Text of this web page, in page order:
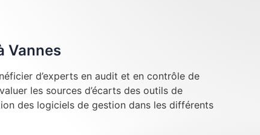
Vannes
d’experts en audit et en contrôle de
les sources d’écarts des outils de
des logiciels de gestion dans les différents